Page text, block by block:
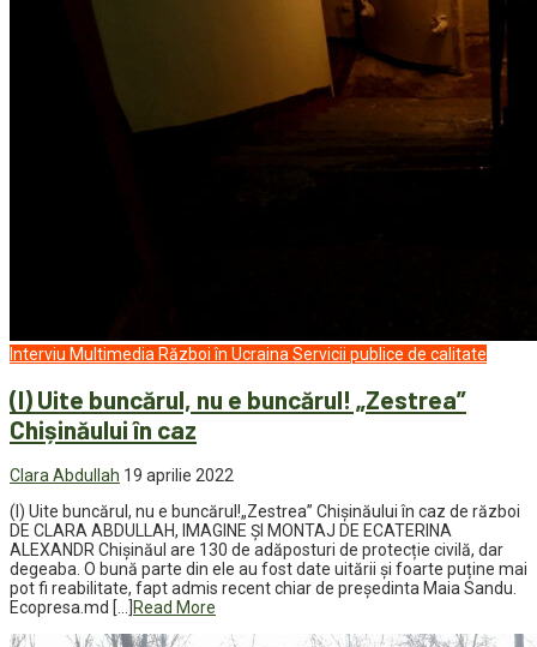
Interviu Multimedia Război în Ucraina Servicii publice de calitate
(I) Uite buncărul, nu e buncărul! „Zestrea”
Chișinăului în caz
Clara Abdullah 19 aprilie 2022
(I) Uite buncărul, nu e buncărul!„Zestrea” Chișinăului în caz de război
DE CLARA ABDULLAH, IMAGINE ȘI MONTAJ DE ECATERINA
ALEXANDR Chișinăul are 130 de adăposturi de protecție civilă, dar
degeaba. O bună parte din ele au fost date uitării și foarte puține mai
pot fi reabilitate, fapt admis recent chiar de președinta Maia Sandu.
Ecopresa.md […]
Read More